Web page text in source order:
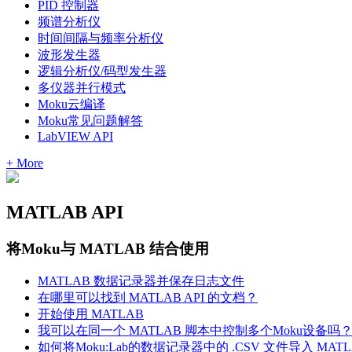
PID 控制器
频谱分析仪
时间间隔与频率分析仪
波形发生器
逻辑分析仪/码型发生器
多仪器并行模式
Moku云编译
Moku常见问题解答
LabVIEW API
+ More
MATLAB API
将Moku与 MATLAB 结合使用
MATLAB 数据记录器并保存日志文件
在哪里可以找到 MATLAB API 的文档？
开始使用 MATLAB
我可以在同一个 MATLAB 脚本中控制多个Moku设备吗？
如何将Moku:Lab的数据记录器中的 .CSV 文件导入